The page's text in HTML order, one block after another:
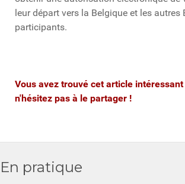
leur départ vers la Belgique et les autres
participants.
Vous avez trouvé cet article
n'hésitez pas à le partager !
En pratique